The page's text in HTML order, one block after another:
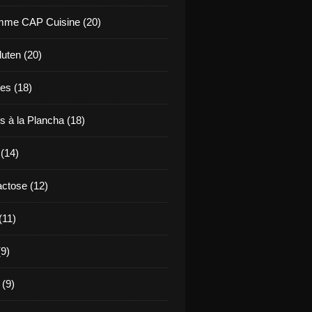
CAP Cuisine (20)
(20)
(18)
à la Plancha (18)
(12)